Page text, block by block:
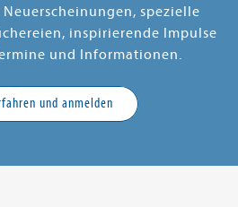
spezielle
inspirierende Impulse
und Informationen.
und anmelden